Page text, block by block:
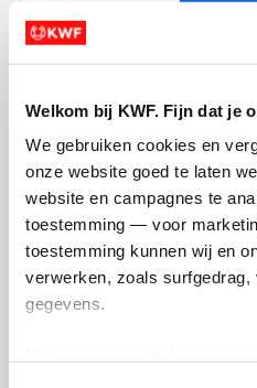
Welkom bij KWF. Fijn dat je
We gebruiken cookies en
onze website goed te laten
website en campagnes te
toestemming — voor
toestemming kunnen wij en
verwerken, zoals
gegevens.
Opgehaald
€784
Doneer Word lid
Mijn updates